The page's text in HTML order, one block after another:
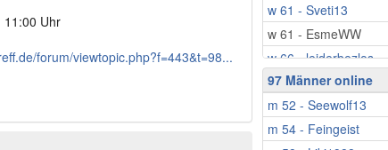
11:00 Uhr
forum/viewtopic.php?f=443&t=98...
w 61 - Sveti13
w 61 - EsmeWW
w 66 - leiderbezlos
w 67 - Sonnenlicht
w 68 - _Meeresbrise_
w 69 - agapanta
97 Männer online
m 52 - Seewolf13
m 54 - Feingeist